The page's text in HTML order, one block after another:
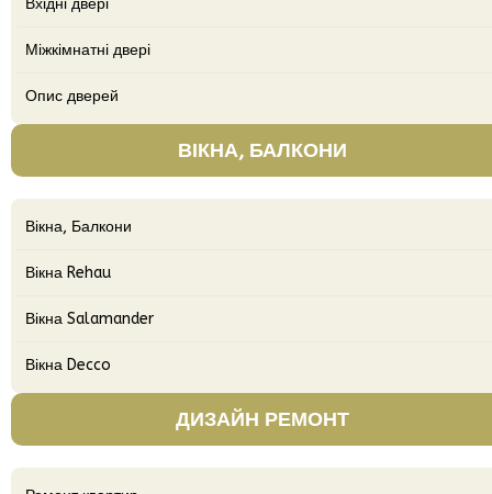
Міжкімнатні двері
Опис дверей
ВІКНА, БАЛКОНИ
Вікна, Балкони
Вікна Rehau
Вікна Salamander
Вікна Decco
ДИЗАЙН РЕМОНТ